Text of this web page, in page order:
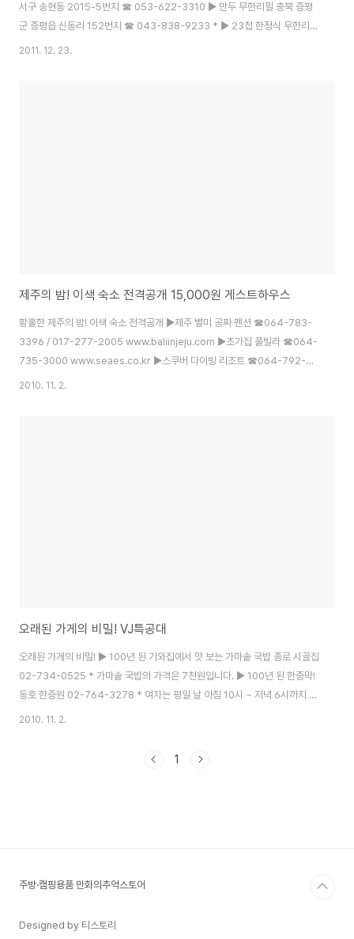
서구 송현동 2015-5번지 ☎ 053-622-3310 ▶ 만두 무한리필 충북 증평
군 증평읍 신동리 152번지 ☎ 043-838-9233 * ▶ 23첩 한정식 무한리필
서울 서초구 서초4동 1692-5번지 ☎ 02-582-0662 * 돌솥밥은 무한리필
2011. 12. 23.
제주의 밤! 이색 숙소 전격공개 15,000원 게스트하우스
황홀한 제주의 밤! 이색 숙소 전격공개 ▶제주 별미 공짜 펜션 ☎064-783-
3396 / 017-277-2005 www.baliinjeju.com ▶초가집 풀빌라 ☎064-
735-3000 www.seaes.co.kr ▶스쿠버 다이빙 리조트 ☎064-792-
5060 www.winresort.co.kr ▶숲 속 산장 ☎064-739-4290
2010. 11. 2.
오래된 가게의 비밀! VJ특공대
오래된 가게의 비밀! ▶ 100년 된 기와집에서 맛 보는 가마솥 국밥 종로 시골집
02-734-0525 * 가마솥 국밥의 가격은 7천원입니다. ▶ 100년 된 한증막!
동호 한증원 02-764-3278 * 여자는 평일 날 아침 10시 ~ 저녁 6시까지 이
용가능하고 매주 수요일, 토요일은 24시간 이용 가능합니다. * 남자는 일, 월,
주 화요일은 정기 휴일입니다. *적외선 온도계 테스토 코리아 02-2672-
2010. 11. 2.
1
주방·캠핑용품 만화의추억스토어
Designed by 티스토리